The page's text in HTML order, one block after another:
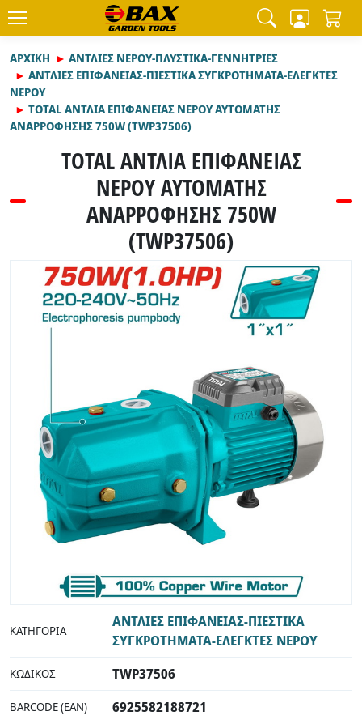
ΑΡΧΙΚΉ
ΑΝΤΛΙΕΣ ΝΕΡΟΥ-ΠΛΥΣΤΙΚΑ-ΓΕΝΝΗΤΡΙΕΣ
ΑΝΤΛΙΕΣ ΕΠΙΦΑΝΕΙΑΣ-ΠΙΕΣΤΙΚΑ ΣΥΓΚΡΟΤΗΜΑΤΑ-ΕΛΕΓΚΤΕΣ
ΝΕΡΟΥ
TOTAL ΑΝΤΛΙΑ ΕΠΙΦΑΝΕΙΑΣ ΝΕΡΟΥ ΑΥΤΟΜΑΤΗΣ
ΑΝΑΡΡΟΦΗΣΗΣ 750W (TWP37506)
TOTAL ΑΝΤΛΙΑ ΕΠΙΦΑΝΕΙΑΣ
ΝΕΡΟΥ ΑΥΤΟΜΑΤΗΣ
ΑΝΑΡΡΟΦΗΣΗΣ 750W
(TWP37506)
ΚΑΤΗΓΟΡΊΑ
ΑΝΤΛΙΕΣ ΕΠΙΦΑΝΕΙΑΣ-ΠΙΕΣΤΙΚΑ
ΣΥΓΚΡΟΤΗΜΑΤΑ-ΕΛΕΓΚΤΕΣ ΝΕΡΟΥ
ΚΩΔΙΚΌΣ TWP37506
BARCODE (EAN) 6925582188721